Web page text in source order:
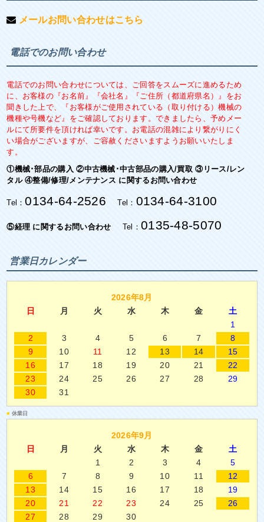
メールお問い合わせはこちら
電話でのお問い合わせ
電話でのお問い合わせについては、ご回答をスムーズに進めるため
に、お客様の『お名前』『会社名』『ご住所（都道府県名）』をお
聞きした上で、『お客様がご使用されている（取り付ける）機械の
機種や号機など』をご確認しております。できましたら、予めメー
ルにて所要件を頂ければ幸いです。お電話の混雑により繋がりにく
い場合がございますが、ご容赦くださいますようお願いいたしま
す。
①機械･部品の購入 ②中古機械･中古部品の購入/買取 ③リース/レン
タル ④整備/修理/メンテナンス に関するお問い合わせ
Tel：0134-64-2526 Tel： 0134-64-3100
⑤経理 に関するお問い合わせ Tel： 0135-48-5070
営業日カレンダー
2026年8月
日
月 火 水 木 金
土
1
2
3 4 5 6 7
8
9
10 11 12 13 14
15
16
17 18 19 20 21
22
23
24 25 26 27 28
29
30
31
■ 休業日
2026年9月
日
月 火 水 木 金
土
1
2 3 4
5
6
7 8 9 10 11
12
13
14 15 16 17 18
19
20
21 22 23 24 25
26
27
28 29 30